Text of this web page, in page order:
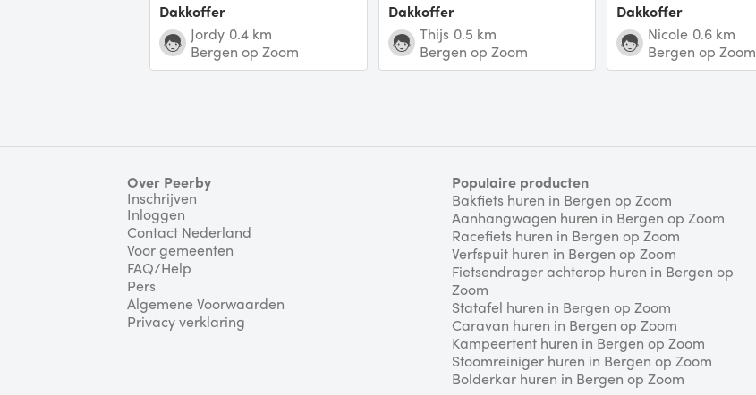
Dakkoffer
Jordy 0.4 km
Bergen op Zoom
Dakkoffer
Thijs 0.5 km
Bergen op Zoom
Dakkoffer
Nicole 0.6 km
Bergen op Zoom
Over Peerby
Inschrijven
Inloggen
Contact Nederland
Voor gemeenten
FAQ/Help
Pers
Algemene Voorwaarden
Privacy verklaring
Populaire producten
Bakfiets huren in Bergen op Zoom
Aanhangwagen huren in Bergen op Zoom
Racefiets huren in Bergen op Zoom
Verfspuit huren in Bergen op Zoom
Fietsendrager achterop huren in Bergen op
Zoom
Statafel huren in Bergen op Zoom
Caravan huren in Bergen op Zoom
Kampeertent huren in Bergen op Zoom
Stoomreiniger huren in Bergen op Zoom
Bolderkar huren in Bergen op Zoom